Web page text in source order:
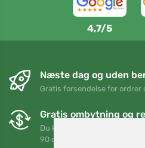
4,7/5
Næste dag og uden
Gratis forsendelse for ordrer
Gratis ombytning og
Du kan returnere eller bytte
90 dage